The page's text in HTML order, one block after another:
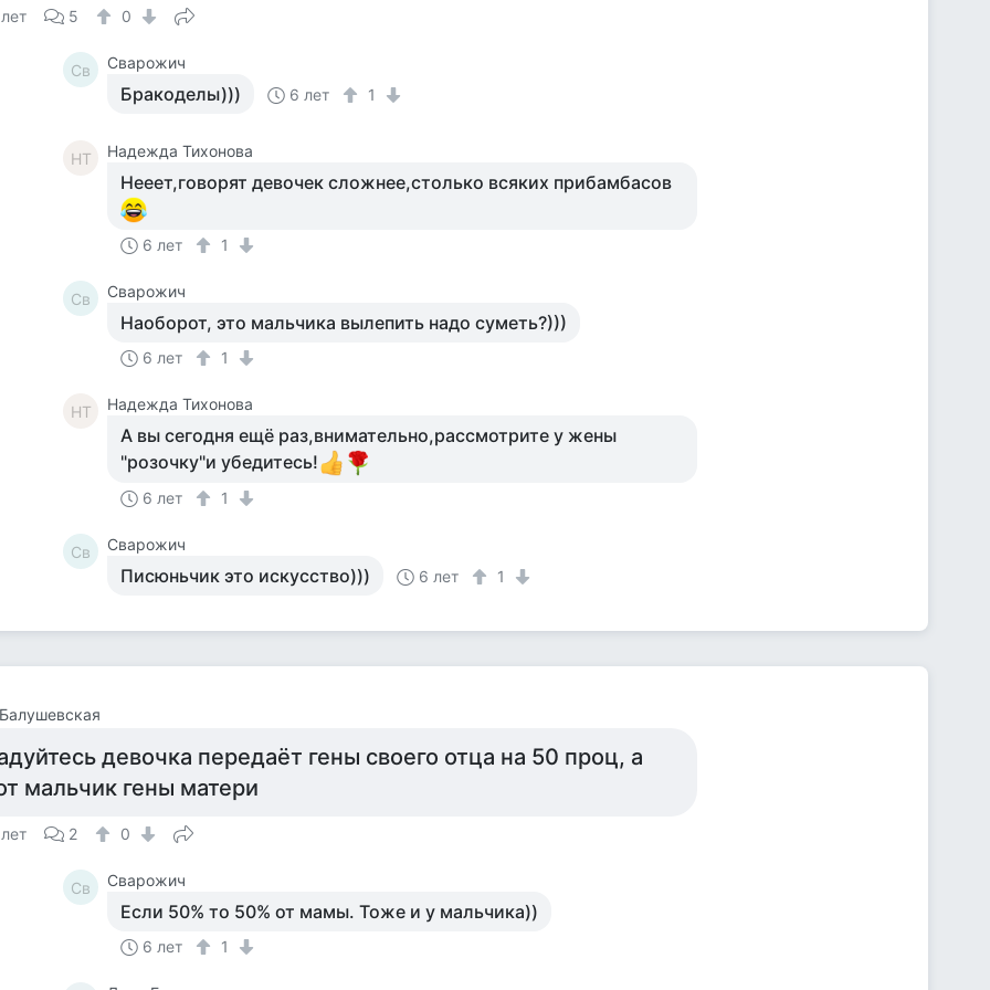
5 0
Св Сварожич
Бракоделы))) 6 лет 1
НТ Надежда Тихонова
Нееет,говорят девочек сложнее,столько всяких прибамбасов
6 лет 1
Св Сварожич
Наоборот, это мальчика вылепить надо суметь?)))
6 лет 1
НТ Надежда Тихонова
А вы сегодня ещё раз,внимательно,рассмотрите у жены
"розочку"и убедитесь!
6 лет 1
Св Сварожич
Писюньчик это искусство))) 6 лет 1
девочка передаёт гены своего отца на 50 проц, а
мальчик гены матери
2 0
Св Сварожич
Если 50% то 50% от мамы. Тоже и у мальчика))
6 лет 1